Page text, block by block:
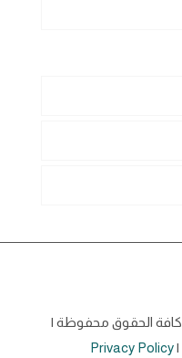
Privacy Policy|